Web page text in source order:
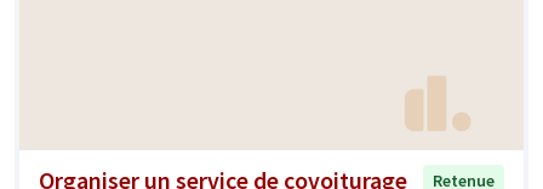
Organiser un service de covoiturage
Retenue